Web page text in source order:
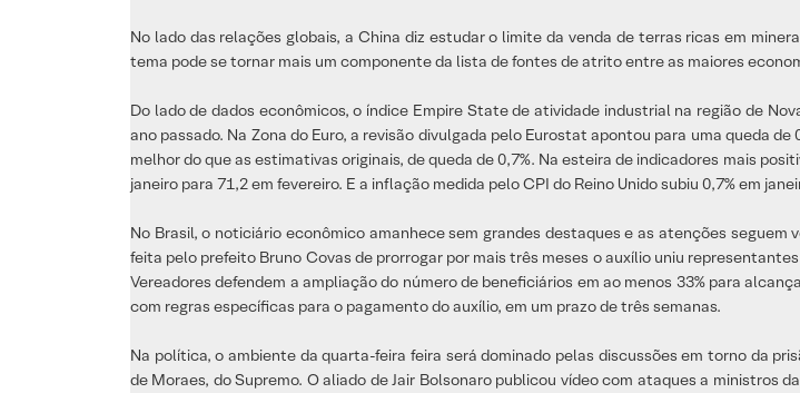
No lado das relações globais, a China diz estudar o limite da venda de terras ricas em
tema pode se tornar mais um componente da lista de fontes de atrito entre as maiores
Do lado de dados econômicos, o índice Empire State de atividade industrial na região de
ano passado. Na Zona do Euro, a revisão divulgada pelo Eurostat apontou para uma queda
melhor do que as estimativas originais, de queda de 0,7%. Na esteira de indicadores mais
janeiro para 71,2 em fevereiro. E a inflação medida pelo CPI do Reino Unido subiu 0,7% em
No Brasil, o noticiário econômico amanhece sem grandes destaques e as atenções
feita pelo prefeito Bruno Covas de prorrogar por mais três meses o auxílio uniu
Vereadores defendem a ampliação do número de beneficiários em ao menos 33% para
com regras específicas para o pagamento do auxílio, em um prazo de três semanas.
Na política, o ambiente da quarta-feira feira será dominado pelas discussões em torno da
de Moraes, do Supremo. O aliado de Jair Bolsonaro publicou vídeo com ataques a ministros